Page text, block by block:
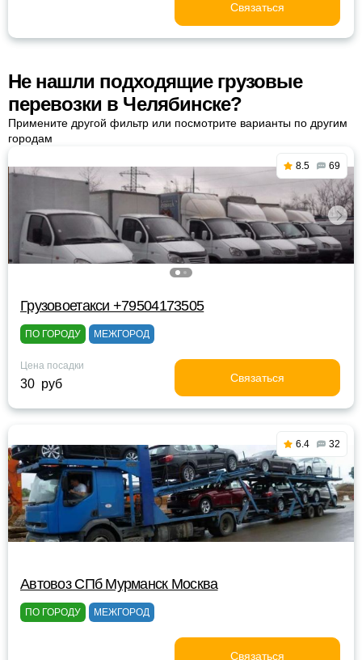
Связаться
Не нашли подходящие грузовые
перевозки в Челябинске?
Примените другой фильтр или посмотрите варианты по другим
городам
8.5 69
Грузовоетакси +79504173505
ПО ГОРОДУ МЕЖГОРОД
Цена посадки
30 руб Связаться
6.4 32
Автовоз СПб Мурманск Москва
ПО ГОРОДУ МЕЖГОРОД
Связаться